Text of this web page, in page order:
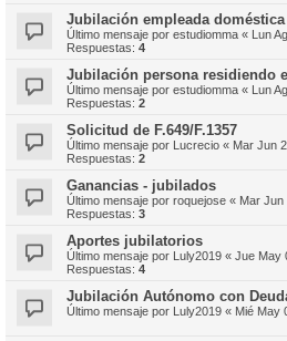
Jubilación empleada doméstica
Último mensaje por estudiomma « Lun
Respuestas: 4
Jubilación persona residiendo
Último mensaje por estudiomma « Lun
Respuestas: 2
Solicitud de F.649/F.1357
Último mensaje por Lucrecio « Mar Jun
Respuestas: 2
Ganancias - jubilados
Último mensaje por roquejose « Mar Jun
Respuestas: 3
Aportes jubilatorios
Último mensaje por Luly2019 « Jue May
Respuestas: 4
Jubilación Autónomo con
Último mensaje por Luly2019 « Mié May